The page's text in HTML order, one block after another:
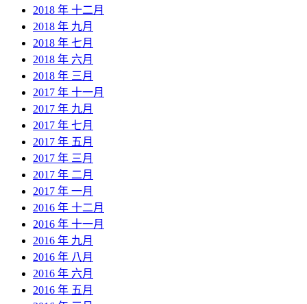
2018 年 十二月
2018 年 九月
2018 年 七月
2018 年 六月
2018 年 三月
2017 年 十一月
2017 年 九月
2017 年 七月
2017 年 五月
2017 年 三月
2017 年 二月
2017 年 一月
2016 年 十二月
2016 年 十一月
2016 年 九月
2016 年 八月
2016 年 六月
2016 年 五月